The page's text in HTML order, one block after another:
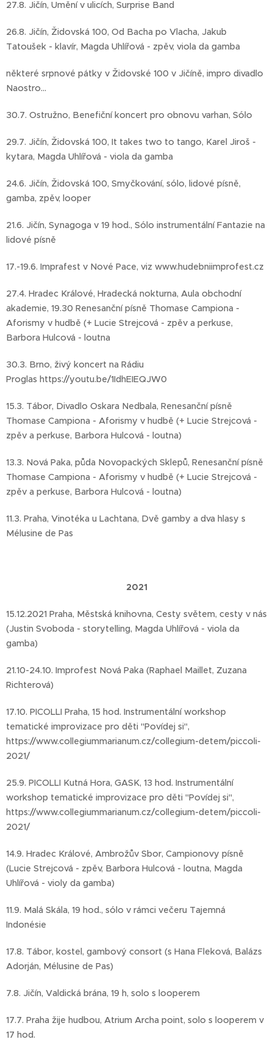
27.8. Jičín, Umění v ulicích, Surprise Band
26.8. Jičín, Židovská 100, Od Bacha po Vlacha, Jakub
Tatoušek - klavír, Magda Uhlířová - zpěv, viola da gamba
některé srpnové pátky v Židovské 100 v Jičíně, impro divadlo
Naostro...
30.7. Ostružno, Benefiční koncert pro obnovu varhan, Sólo
29.7. Jičín, Židovská 100, It takes two to tango, Karel Jiroš -
kytara, Magda Uhlířová - viola da gamba
24.6. Jičín, Židovská 100, Smyčkování, sólo, lidové písně,
gamba, zpěv, looper
21.6. Jičín, Synagoga v 19 hod., Sólo instrumentální Fantazie na
lidové písně
17.-19.6. Imprafest v Nové Pace, viz www.hudebniimprofest.cz
27.4. Hradec Králové, Hradecká nokturna, Aula obchodní
akademie, 19.30 Renesanční písně Thomase Campiona -
Aforismy v hudbě (+ Lucie Strejcová - zpěv a perkuse,
Barbora Hulcová - loutna
30.3. Brno, živý koncert na Rádiu
Proglas https://youtu.be/1IdhEIEQJW0
15.3. Tábor, Divadlo Oskara Nedbala, Renesanční písně
Thomase Campiona - Aforismy v hudbě (+ Lucie Strejcová -
zpěv a perkuse, Barbora Hulcová - loutna)
13.3. Nová Paka, půda Novopackých Sklepů, Renesanční písně
Thomase Campiona - Aforismy v hudbě (+ Lucie Strejcová -
zpěv a perkuse, Barbora Hulcová - loutna)
11.3. Praha, Vinotéka u Lachtana, Dvě gamby a dva hlasy s
Mélusine de Pas
2021
15.12.2021 Praha, Městská knihovna, Cesty světem, cesty v nás
(Justin Svoboda - storytelling, Magda Uhlířová - viola da
gamba)
21.10-24.10. Improfest Nová Paka (Raphael Maillet, Zuzana
Richterová)
17.10. PICOLLI Praha, 15 hod. Instrumentální workshop
tematické improvizace pro děti "Povídej si",
https://www.collegiummarianum.cz/collegium-detem/piccoli-
2021/
25.9. PICOLLI Kutná Hora, GASK, 13 hod. Instrumentální
workshop tematické improvizace pro děti "Povídej si",
https://www.collegiummarianum.cz/collegium-detem/piccoli-
2021/
14.9. Hradec Králové, Ambrožův Sbor, Campionovy písně
(Lucie Strejcová - zpěv, Barbora Hulcová - loutna, Magda
Uhlířová - violy da gamba)
11.9. Malá Skála, 19 hod., sólo v rámci večeru Tajemná
Indonésie
17.8. Tábor, kostel, gambový consort (s Hana Fleková, Balázs
Adorján, Mélusine de Pas)
7.8. Jičín, Valdická brána, 19 h, solo s looperem
17.7. Praha žije hudbou, Atrium Archa point, solo s looperem v
17 hod.